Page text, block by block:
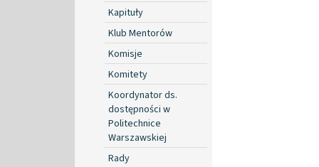
Kapituły
Klub Mentorów
Komisje
Komitety
Koordynator ds.
dostępności w
Politechnice
Warszawskiej
Rady